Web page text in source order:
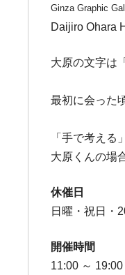
Ginza Graphic
Daijiro Ohara
大原の文字は
最初に会った
「手で考える
大原くんの場
休催日
日曜・祝日・
開催時間
11:00 ～ 19:00